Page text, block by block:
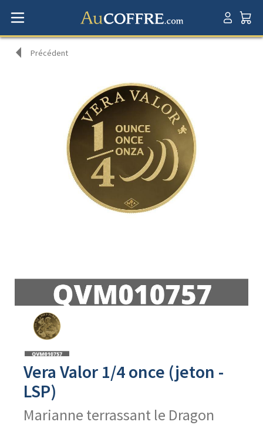
Précédent
produit
Vera Valor 1/4 once (jeton -
LSP)
Marianne terrassant le Dragon